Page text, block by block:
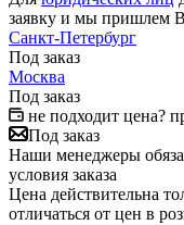
заявку и мы пришлем
Санкт-Петербург
Под заказ
Москва
Под заказ
не подходит цена?
Под заказ
Наши менеджеры
условия заказа
Цена действительна
отличаться от цен в